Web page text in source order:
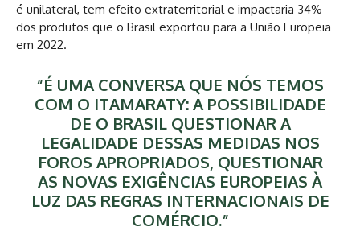
é unilateral, tem efeito extraterritorial e impactaria 34%
dos produtos que o Brasil exportou para a União Europeia
em 2022.
“É UMA CONVERSA QUE NÓS TEMOS
COM O ITAMARATY: A POSSIBILIDADE
DE O BRASIL QUESTIONAR A
LEGALIDADE DESSAS MEDIDAS NOS
FOROS APROPRIADOS, QUESTIONAR
AS NOVAS EXIGÊNCIAS EUROPEIAS À
LUZ DAS REGRAS INTERNACIONAIS DE
COMÉRCIO.”